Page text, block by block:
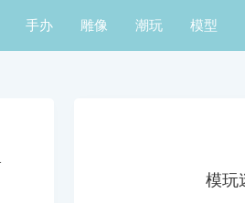
手办 雕像 潮玩 模型
模玩